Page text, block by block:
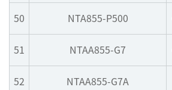
50 NTA855-P500
51 NTAA855-G7
52 NTAA855-G7A